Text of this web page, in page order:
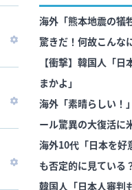
海外「熊本地震の犠
驚きだ！何故こんな
【衝撃】韓国人「
まかよ」
海外「素晴らしい！
ール驚異の大復活に
海外10代「日本を好
も否定的に見ている
韓国人「日本人審判